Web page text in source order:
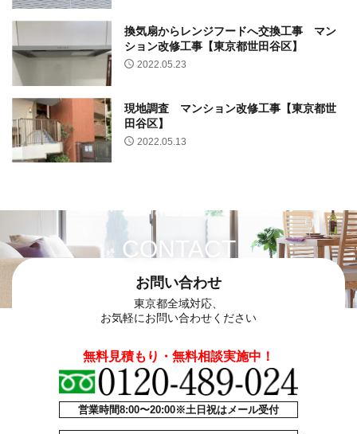
換気扇からレンジフードへ交換工事 マン
ション改修工事【東京都世田谷区】
2022.05.23
現地調査 マンション改修工事【東京都世
田谷区】
2022.05.13
CONTACT
お問い合わせ
東京都全域対応、
お気軽にお問い合わせください
無料見積もり・無料相談実施中！
営業時間8:00〜20:00※土日祝はメール受付